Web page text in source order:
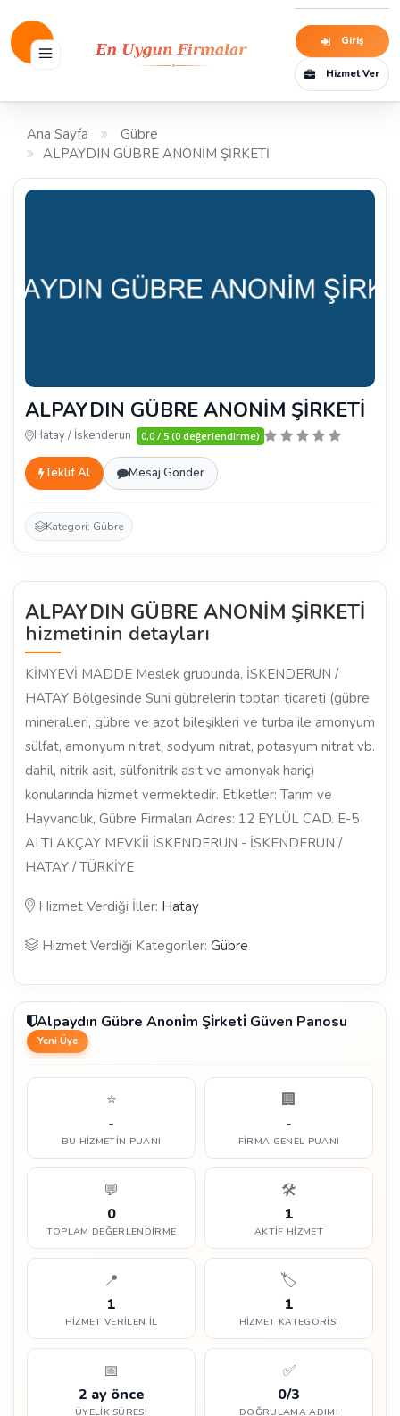
Giriş
Hizmet Ver
Ana Sayfa
Gübre
ALPAYDIN GÜBRE ANONİM ŞİRKETİ
ALPAYDIN GÜBRE ANONİM ŞİRKETİ
Hatay / İskenderun 0,0 / 5 (0 değerlendirme)
Teklif Al Mesaj Gönder
Kategori: Gübre
ALPAYDIN GÜBRE ANONİM ŞİRKETİ
hizmetinin detayları
KİMYEVİ MADDE Meslek grubunda, İSKENDERUN /
HATAY Bölgesinde Suni gübrelerin toptan ticareti (gübre
mineralleri, gübre ve azot bileşikleri ve turba ile amonyum
sülfat, amonyum nitrat, sodyum nitrat, potasyum nitrat vb.
dahil, nitrik asit, sülfonitrik asit ve amonyak hariç)
konularında hizmet vermektedir. Etiketler: Tarım ve
Hayvancılık, Gübre Firmaları Adres: 12 EYLÜL CAD. E-5
ALTI AKÇAY MEVKİİ İSKENDERUN - İSKENDERUN /
HATAY / TÜRKİYE
Hizmet Verdiği İller: Hatay
Hizmet Verdiği Kategoriler: Gübre
Alpaydın Gübre Anoni̇m Şi̇rketi̇ Güven Panosu
Yeni Üye
⭐
-
BU HIZMETIN PUANI
🏢
-
FIRMA GENEL PUANI
💬
0
TOPLAM DEĞERLENDIRME
🛠️
1
AKTIF HIZMET
📍
1
HIZMET VERILEN İL
🏷️
1
HIZMET KATEGORISI
📅
2 ay önce
ÜYELIK SÜRESI
✅
0/3
DOĞRULAMA ADIMI